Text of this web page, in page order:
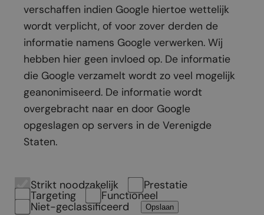
verschaffen indien Google hiertoe wettelijk
wordt verplicht, of voor zover derden de
informatie namens Google verwerken. Wij
hebben hier geen invloed op. De informatie
die Google verzamelt wordt zo veel mogelijk
geanonimiseerd. De informatie wordt
overgebracht naar en door Google
opgeslagen op servers in de Verenigde
Staten.
Strikt noodzakelijk Prestatie
Targeting
Functioneel
Niet-geclassificeerd
Opslaan